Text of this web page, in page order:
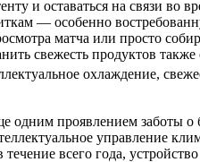
и оставаться на связи
— особенно
матча или просто
свежесть продуктов
охлаждение,
проявлением заботы о
управление
всего года,